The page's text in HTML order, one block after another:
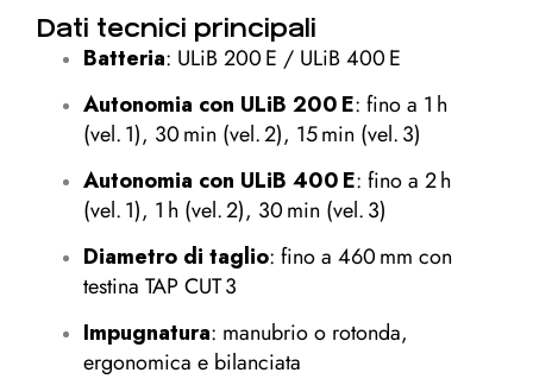
Dati tecnici principali
Batteria: ULiB 200 E / ULiB 400 E
Autonomia con ULiB 200 E: fino a 1 h
(vel. 1), 30 min (vel. 2), 15 min (vel. 3)
Autonomia con ULiB 400 E: fino a 2 h
(vel. 1), 1 h (vel. 2), 30 min (vel. 3)
Diametro di taglio: fino a 460 mm con
testina TAP CUT 3
Impugnatura: manubrio o rotonda,
ergonomica e bilanciata